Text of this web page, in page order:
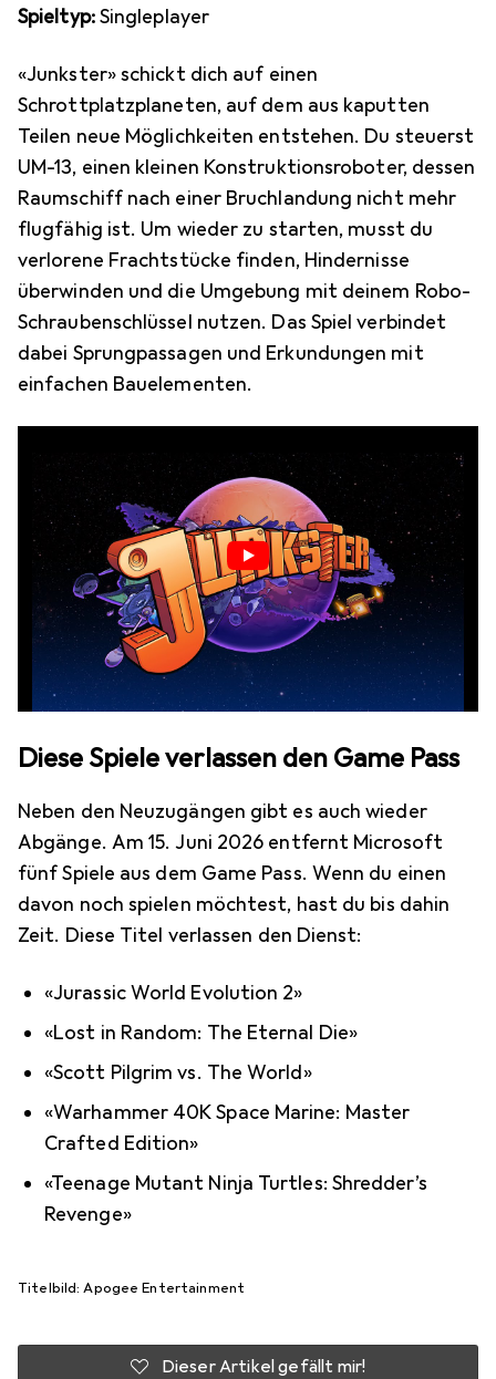
Spieltyp:Singleplayer
«Junkster» schickt dich auf einen
Schrottplatzplaneten, auf dem aus kaputten
Teilen neue Möglichkeiten entstehen. Du steuerst
UM-13, einen kleinen Konstruktionsroboter, dessen
Raumschiff nach einer Bruchlandung nicht mehr
flugfähig ist. Um wieder zu starten, musst du
verlorene Frachtstücke finden, Hindernisse
überwinden und die Umgebung mit deinem Robo-
Schraubenschlüssel nutzen. Das Spiel verbindet
dabei Sprungpassagen und Erkundungen mit
einfachen Bauelementen.
Diese Spiele verlassen den Game Pass
Neben den Neuzugängen gibt es auch wieder
Abgänge. Am 15. Juni 2026 entfernt Microsoft
fünf Spiele aus dem Game Pass. Wenn du einen
davon noch spielen möchtest, hast du bis dahin
Zeit. Diese Titel verlassen den Dienst:
«Jurassic World Evolution 2»
«Lost in Random: The Eternal Die»
«Scott Pilgrim vs. The World»
«Warhammer 40K Space Marine: Master
Crafted Edition»
«Teenage Mutant Ninja Turtles: Shredder’s
Revenge»
Titelbild: Apogee Entertainment
Dieser Artikel gefällt mir!